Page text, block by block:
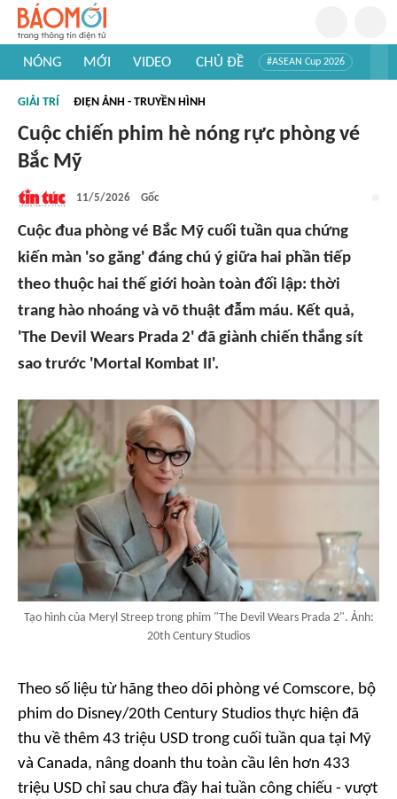
NÓNG MỚI VIDEO CHỦ ĐỀ #ASEAN Cup 2026
#Khám phá thế giới
GIẢI TRÍ ĐIỆN ẢNH - TRUYỀN HÌNH
Cuộc chiến phim hè nóng rực phòng vé
Bắc Mỹ
11/5/2026 Gốc
Cuộc đua phòng vé Bắc Mỹ cuối tuần qua chứng
kiến màn 'so găng' đáng chú ý giữa hai phần tiếp
theo thuộc hai thế giới hoàn toàn đối lập: thời
trang hào nhoáng và võ thuật đẫm máu. Kết quả,
'The Devil Wears Prada 2' đã giành chiến thắng sít
sao trước 'Mortal Kombat II'.
Tạo hình của Meryl Streep trong phim "The Devil Wears Prada 2". Ảnh:
20th Century Studios
Theo số liệu từ hãng theo dõi phòng vé Comscore, bộ
phim do Disney/20th Century Studios thực hiện đã
thu về thêm 43 triệu USD trong cuối tuần qua tại Mỹ
và Canada, nâng doanh thu toàn cầu lên hơn 433
triệu USD chỉ sau chưa đầy hai tuần công chiếu - vượt